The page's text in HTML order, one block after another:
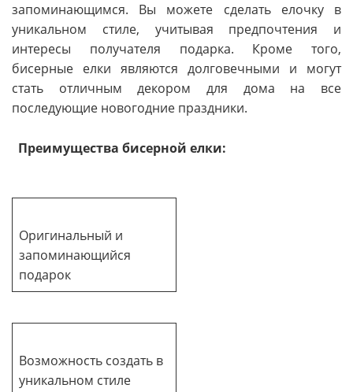
запоминающимся. Вы можете сделать елочку в
уникальном стиле, учитывая предпочтения и
интересы получателя подарка. Кроме того,
бисерные елки являются долговечными и могут
стать отличным декором для дома на все
последующие новогодние праздники.
Преимущества бисерной елки:
Оригинальный и
запоминающийся
подарок
Возможность создать в
уникальном стиле